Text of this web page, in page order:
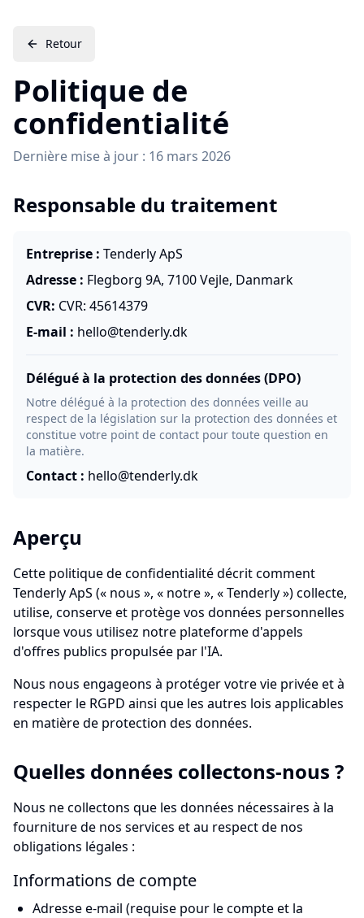
Retour
Politique de
confidentialité
Dernière mise à jour : 16 mars 2026
Responsable du traitement
Entreprise : Tenderly ApS
Adresse : Flegborg 9A, 7100 Vejle, Danmark
CVR: CVR: 45614379
E-mail : hello@tenderly.dk
Délégué à la protection des données (DPO)
Notre délégué à la protection des données veille au
respect de la législation sur la protection des données et
constitue votre point de contact pour toute question en
la matière.
Contact : hello@tenderly.dk
Aperçu
Cette politique de confidentialité décrit comment
Tenderly ApS (« nous », « notre », « Tenderly ») collecte,
utilise, conserve et protège vos données personnelles
lorsque vous utilisez notre plateforme d'appels
d'offres publics propulsée par l'IA.
Nous nous engageons à protéger votre vie privée et à
respecter le RGPD ainsi que les autres lois applicables
en matière de protection des données.
Quelles données collectons-nous ?
Nous ne collectons que les données nécessaires à la
fourniture de nos services et au respect de nos
obligations légales :
Informations de compte
Adresse e-mail (requise pour le compte et la